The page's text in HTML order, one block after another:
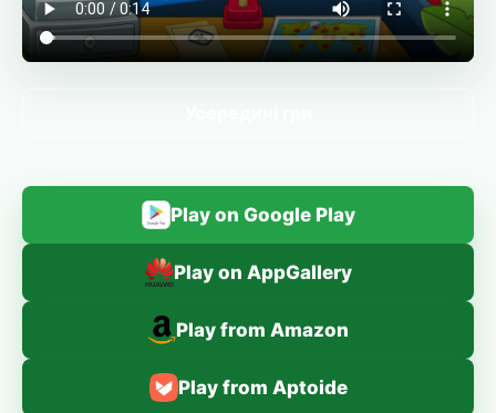
Play on Google Play
Play on AppGallery
Play from Amazon
Play from Aptoide